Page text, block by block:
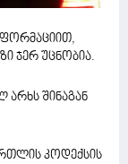
ჯერ უცნობია.
შინაგან
კოდექსის